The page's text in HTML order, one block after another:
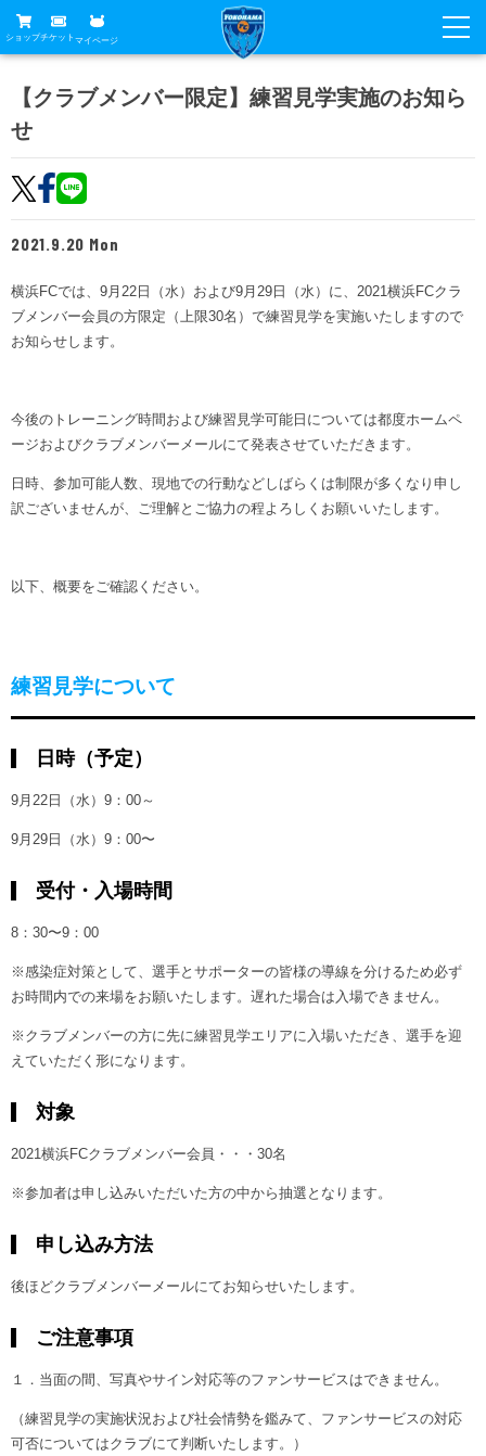
ショップチケット マイページ
グッズ
ホームタウン
トップチーム
試合
試合
試合日程
チケット
チケットガイド
席種・価格表
チケット購入方法
ニッパツシート
チーム
選手・スタッフ
スケジュール
観戦ガイド
横浜FC観戦ガイド
観戦ルール・マナー
フリ丸のページ
ヒストリー
ホームタウン活動
学生インターンシップ
ファン
クラブメンバー
スペシャルコンテンツ
育成ビジョン
フェニックスクラブ
お問い合わせ
【クラブメンバー限定】練習見学実施のお知ら
せ
2021.9.20 Mon
横浜FCでは、9月22日（水）および9月29日（水）に、2021横浜FCクラ
ブメンバー会員の方限定（上限30名）で練習見学を実施いたしますので
お知らせします。
今後のトレーニング時間および練習見学可能日については都度ホームペ
ージおよびクラブメンバーメールにて発表させていただきます。
日時、参加可能人数、現地での行動などしばらくは制限が多くなり申し
訳ございませんが、ご理解とご協力の程よろしくお願いいたします。
以下、概要をご確認ください。
練習見学について
日時（予定）
9月22日（水）9：00～
9月29日（水）9：00〜
受付・入場時間
8：30〜9：00
※感染症対策として、選手とサポーターの皆様の導線を分けるため必ず
お時間内での来場をお願いたします。遅れた場合は入場できません。
※クラブメンバーの方に先に練習見学エリアに入場いただき、選手を迎
えていただく形になります。
対象
2021横浜FCクラブメンバー会員・・・30名
※参加者は申し込みいただいた方の中から抽選となります。
申し込み方法
後ほどクラブメンバーメールにてお知らせいたします。
ご注意事項
１．当面の間、写真やサイン対応等のファンサービスはできません。
（練習見学の実施状況および社会情勢を鑑みて、ファンサービスの対応
可否についてはクラブにて判断いたします。）